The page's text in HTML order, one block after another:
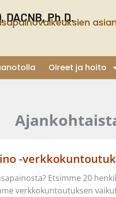
Ph.D.
Oireet ja hoito
-
Etsimme 20
verkkokuntoutuksen